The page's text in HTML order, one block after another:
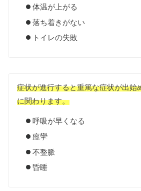
体温が上がる
落ち着きがない
トイレの失敗
症状が進行すると重篤な症状が出始
に関わります。
呼吸が早くなる
痙攣
不整脈
昏睡